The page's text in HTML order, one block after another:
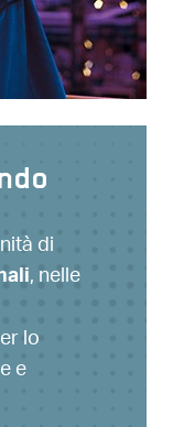
di
, nelle
lo
e